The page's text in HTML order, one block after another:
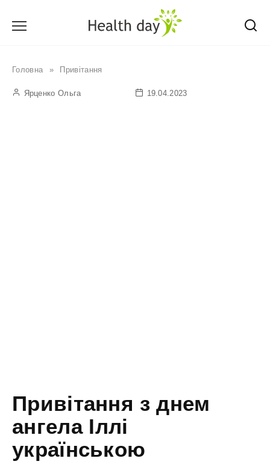
Головна » Привітання
Ярценко Ольга 19.04.2023
Привітання з днем
ангела Іллі
українською